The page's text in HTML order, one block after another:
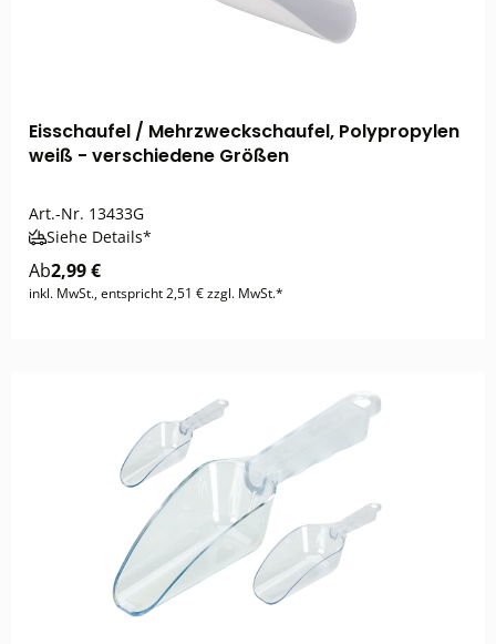
Eisschaufel / Mehrzweckschaufel, Polypropylen
weiß - verschiedene Größen
Art.-Nr. 13433G
Siehe Details*
Ab2,99 €
inkl. MwSt., entspricht 2,51 € zzgl. MwSt.*